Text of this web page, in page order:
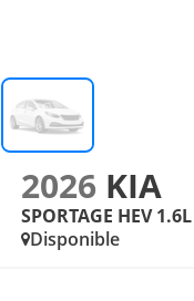
2026 KIA
SPORTAGE HEV
Disponible